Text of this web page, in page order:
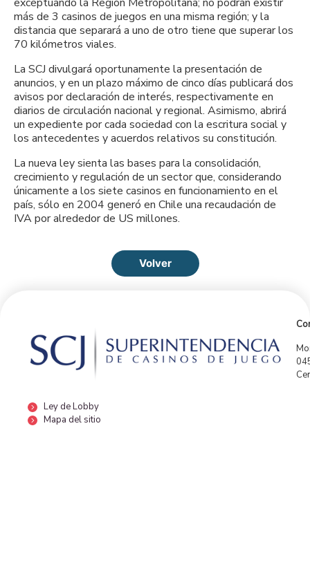
más de 3 casinos de juegos en una misma región; y la
distancia que separará a uno de otro tiene que superar los
70 kilómetros viales.
La SCJ divulgará oportunamente la presentación de
anuncios, y en un plazo máximo de cinco días publicará dos
avisos por declaración de interés, respectivamente en
diarios de circulación nacional y regional. Asimismo, abrirá
un expediente por cada sociedad con la escritura social y
los antecedentes y acuerdos relativos su constitución.
La nueva ley sienta las bases para la consolidación,
crecimiento y regulación de un sector que, considerando
únicamente a los siete casinos en funcionamiento en el
país, sólo en 2004 generó en Chile una recaudación de
IVA por alrededor de US millones.
Volver
Ley de Lobby
Mapa del sitio